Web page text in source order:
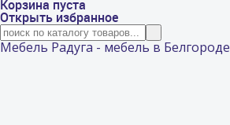
Корзина пуста
Открыть избранное
Мебель Радуга - мебель в Белгороде